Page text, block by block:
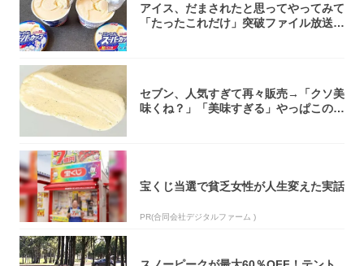
アイス、だまされたと思ってやってみて
「たったこれだけ」突破ファイル放送で
セブン、人気すぎて再々販売→「クソ美
味くね？」「美味すぎる」やっぱこのク
宝くじ当選で貧乏女性が人生変えた実話
PR(合同会社デジタルファーム )